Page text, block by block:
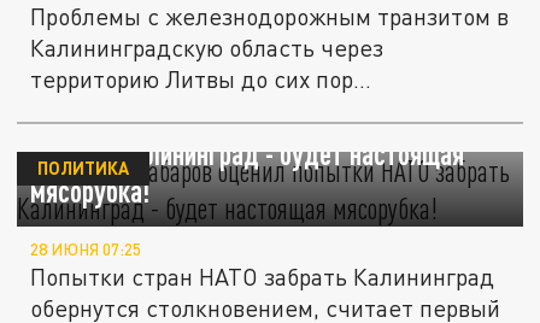
Проблемы с железнодорожным транзитом в
Калининградскую область через
территорию Литвы до сих пор
Сенатор Джабаров оценил попытки НАТО
забрать Калининград - будет настоящая
мясорубка!
ПОЛИТИКА
28 ИЮНЯ 07:25
Попытки стран НАТО забрать Калининград
обернутся столкновением, считает первый